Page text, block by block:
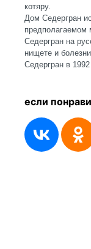
котяру.
Дом Седергран
предполагаемом
Седергран на
нищете и
Седергран в
если